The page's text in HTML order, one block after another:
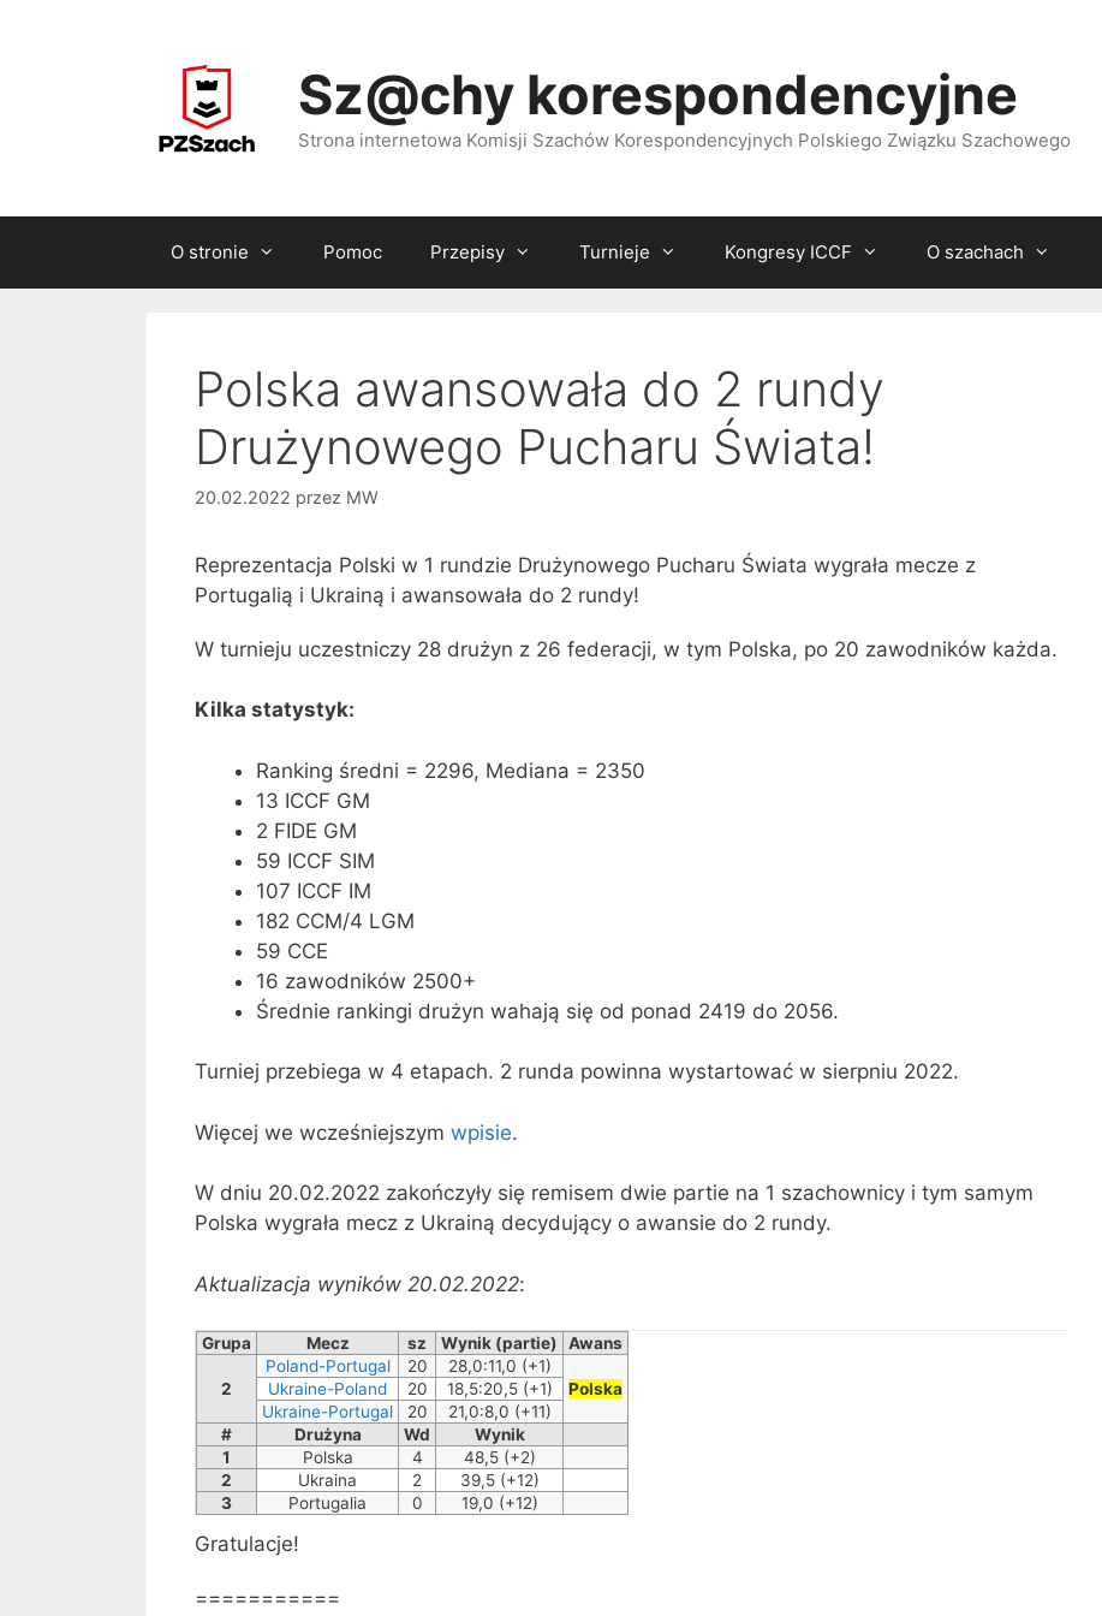
Sz@chy korespondencyjne
Strona internetowa Komisji Szachów Korespondencyjnych Polskiego Związku Szachowego
O stronie Pomoc Przepisy Turnieje Kongresy ICCF O szachach
Polska awansowała do 2 rundy
Drużynowego Pucharu Świata!
20.02.2022 przez MW
Reprezentacja Polski w 1 rundzie Drużynowego Pucharu Świata wygrała mecze z
Portugalią i Ukrainą i awansowała do 2 rundy!
W turnieju uczestniczy 28 drużyn z 26 federacji, w tym Polska, po 20 zawodników każda.
Kilka statystyk:
Ranking średni = 2296, Mediana = 2350
13 ICCF GM
2 FIDE GM
59 ICCF SIM
107 ICCF IM
182 CCM/4 LGM
59 CCE
16 zawodników 2500+
Średnie rankingi drużyn wahają się od ponad 2419 do 2056.
Turniej przebiega w 4 etapach. 2 runda powinna wystartować w sierpniu 2022.
Więcej we wcześniejszym wpisie.
W dniu 20.02.2022 zakończyły się remisem dwie partie na 1 szachownicy i tym samym
Polska wygrała mecz z Ukrainą decydujący o awansie do 2 rundy.
Aktualizacja wyników 20.02.2022:
Grupa Mecz sz Wynik (partie) Awans
2
Poland-Portugal 20
28,0:11,0 (+1)
Polska
Ukraine-Poland 20
18,5:20,5 (+1)
Ukraine-Portugal
20
21,0:8,0 (+11)
#
Drużyna Wd
Wynik
1
Polska 4
48,5 (+2)
2
Ukraina 2
39,5 (+12)
3
Portugalia 0 19,0 (+12)
Gratulacje!
===========